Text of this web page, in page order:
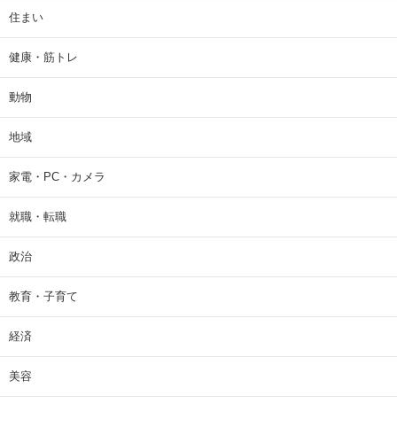
住まい
健康・筋トレ
動物
地域
家電・PC・カメラ
就職・転職
政治
教育・子育て
経済
美容